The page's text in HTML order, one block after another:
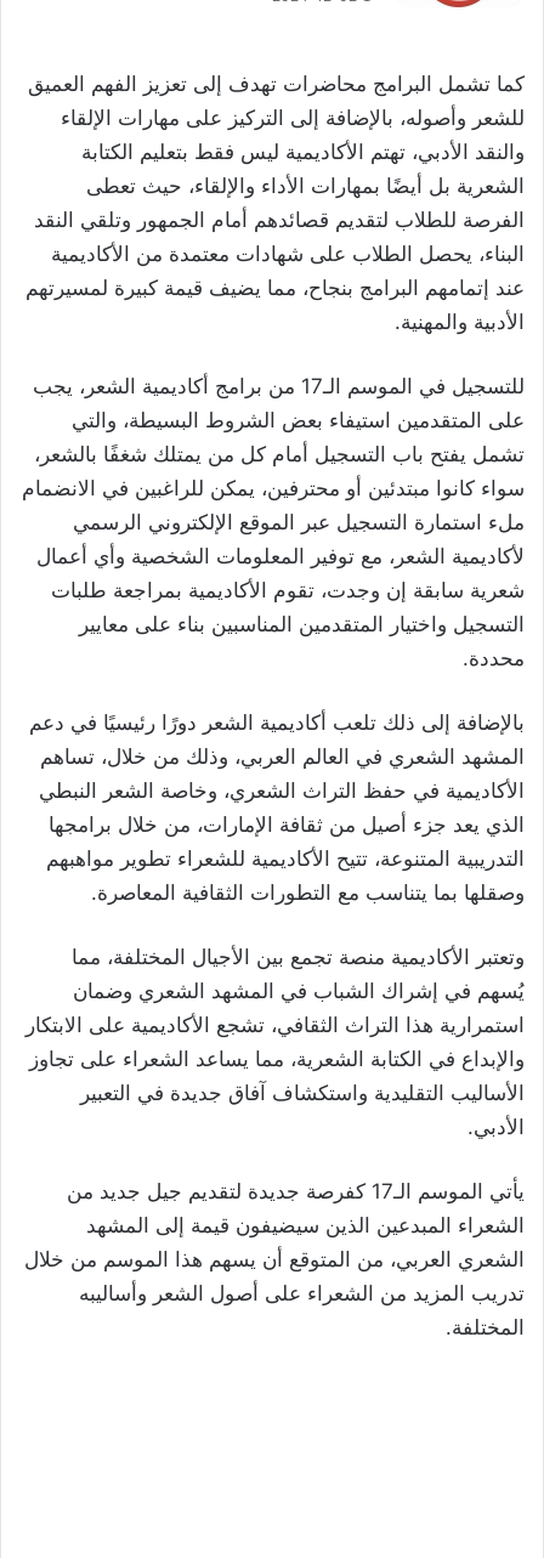
كما تشمل البرامج محاضرات تهدف إلى تعزيز الفهم العميق
للشعر وأصوله، بالإضافة إلى التركيز على مهارات الإلقاء
والنقد الأدبي، تهتم الأكاديمية ليس فقط بتعليم الكتابة
الشعرية بل أيضًا بمهارات الأداء والإلقاء، حيث تعطى
الفرصة للطلاب لتقديم قصائدهم أمام الجمهور وتلقي النقد
البناء، يحصل الطلاب على شهادات معتمدة من الأكاديمية
عند إتمامهم البرامج بنجاح، مما يضيف قيمة كبيرة لمسيرتهم
الأدبية والمهنية.
للتسجيل في الموسم الـ17 من برامج أكاديمية الشعر، يجب
على المتقدمين استيفاء بعض الشروط البسيطة، والتي
تشمل يفتح باب التسجيل أمام كل من يمتلك شغفًا بالشعر،
سواء كانوا مبتدئين أو محترفين، يمكن للراغبين في الانضمام
ملء استمارة التسجيل عبر الموقع الإلكتروني الرسمي
لأكاديمية الشعر، مع توفير المعلومات الشخصية وأي أعمال
شعرية سابقة إن وجدت، تقوم الأكاديمية بمراجعة طلبات
التسجيل واختيار المتقدمين المناسبين بناء على معايير
محددة.
بالإضافة إلى ذلك تلعب أكاديمية الشعر دورًا رئيسيًا في دعم
المشهد الشعري في العالم العربي، وذلك من خلال، تساهم
الأكاديمية في حفظ التراث الشعري، وخاصة الشعر النبطي
الذي يعد جزء أصيل من ثقافة الإمارات، من خلال برامجها
التدريبية المتنوعة، تتيح الأكاديمية للشعراء تطوير مواهبهم
وصقلها بما يتناسب مع التطورات الثقافية المعاصرة.
وتعتبر الأكاديمية منصة تجمع بين الأجيال المختلفة، مما
يُسهم في إشراك الشباب في المشهد الشعري وضمان
استمرارية هذا التراث الثقافي، تشجع الأكاديمية على الابتكار
والإبداع في الكتابة الشعرية، مما يساعد الشعراء على تجاوز
الأساليب التقليدية واستكشاف آفاق جديدة في التعبير
الأدبي.
يأتي الموسم الـ17 كفرصة جديدة لتقديم جيل جديد من
الشعراء المبدعين الذين سيضيفون قيمة إلى المشهد
الشعري العربي، من المتوقع أن يسهم هذا الموسم من خلال
تدريب المزيد من الشعراء على أصول الشعر وأساليبه
المختلفة.